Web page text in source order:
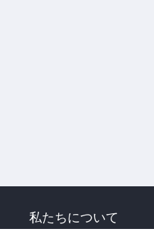
私たちについて